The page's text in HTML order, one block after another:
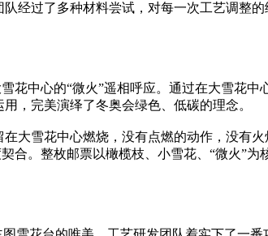
过了多种材料尝试，对每一次工艺调整的
中心的“微火”遥相呼应。通过在大雪花中
，完美演绎了冬奥会绿色、低碳的理念。
雪花中心燃烧，没有点燃的动作，没有火
合。整枚邮票以橄榄枝、小雪花、“微火”为